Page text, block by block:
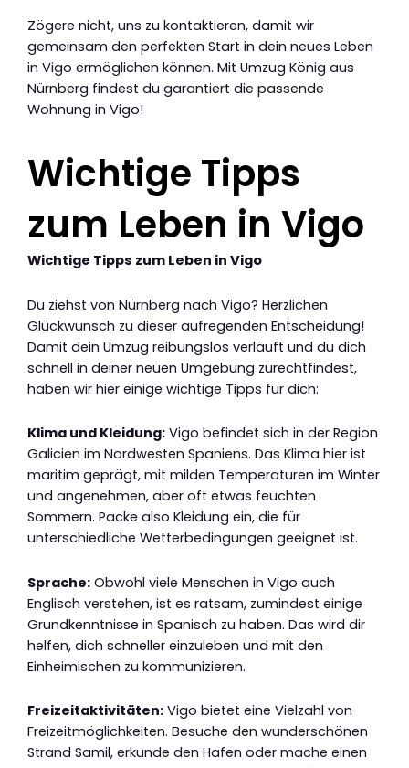
Zögere nicht, uns zu kontaktieren, damit wir
gemeinsam den perfekten Start in dein neues Leben
in Vigo ermöglichen können. Mit Umzug König aus
Nürnberg findest du garantiert die passende
Wohnung in Vigo!
Wichtige Tipps
zum Leben in Vigo
Wichtige Tipps zum Leben in Vigo
Du ziehst von Nürnberg nach Vigo? Herzlichen
Glückwunsch zu dieser aufregenden Entscheidung!
Damit dein Umzug reibungslos verläuft und du dich
schnell in deiner neuen Umgebung zurechtfindest,
haben wir hier einige wichtige Tipps für dich:
Klima und Kleidung: Vigo befindet sich in der Region
Galicien im Nordwesten Spaniens. Das Klima hier ist
maritim geprägt, mit milden Temperaturen im Winter
und angenehmen, aber oft etwas feuchten
Sommern. Packe also Kleidung ein, die für
unterschiedliche Wetterbedingungen geeignet ist.
Sprache: Obwohl viele Menschen in Vigo auch
Englisch verstehen, ist es ratsam, zumindest einige
Grundkenntnisse in Spanisch zu haben. Das wird dir
helfen, dich schneller einzuleben und mit den
Einheimischen zu kommunizieren.
Freizeitaktivitäten: Vigo bietet eine Vielzahl von
Freizeitmöglichkeiten. Besuche den wunderschönen
Strand Samil, erkunde den Hafen oder mache einen